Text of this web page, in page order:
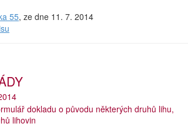
55, ze dne 11. 7. 2014
dokladu o původu některých druhů lihu,
lihovin